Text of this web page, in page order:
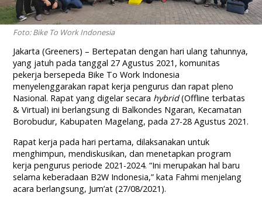
Foto: Bike To Work Indonesia
Jakarta (Greeners) – Bertepatan dengan hari ulang tahunnya,
yang jatuh pada tanggal 27 Agustus 2021, komunitas
pekerja bersepeda Bike To Work Indonesia
menyelenggarakan rapat kerja pengurus dan rapat pleno
Nasional. Rapat yang digelar secara hybrid(Offline terbatas
& Virtual) ini berlangsung di Balkondes Ngaran, Kecamatan
Borobudur, Kabupaten Magelang, pada 27-28 Agustus 2021.
Rapat kerja pada hari pertama, dilaksanakan untuk
menghimpun, mendiskusikan, dan menetapkan program
kerja pengurus periode 2021-2024. “Ini merupakan hal baru
selama keberadaan B2W Indonesia,” kata Fahmi menjelang
acara berlangsung, Jum’at (27/08/2021).